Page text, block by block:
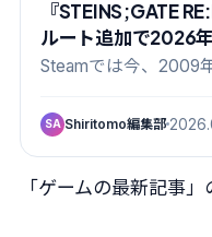
『STEINS;GATE
ルート追加で2026
Steamでは今、2009
SA Shiritomo編集部
「ゲームの最新記事